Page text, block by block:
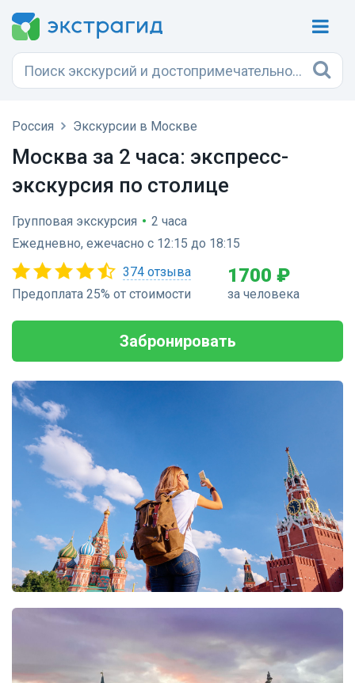
Россия Экскурсии в Москве
Москва за 2 часа: экспресс-
экскурсия по столице
Групповая экскурсия • 2 часа
Ежедневно, ежечасно с 12:15 до 18:15
374 отзыва
Предоплата 25% от стоимости
1700 ₽
за человека
Забронировать